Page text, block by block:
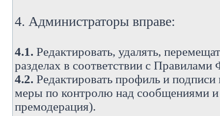
4. Администраторы вправе:
4.1. Редактировать, удалять,
разделах в соответствии с
4.2. Редактировать профиль и
меры по контролю над сообщениями
премодерация).